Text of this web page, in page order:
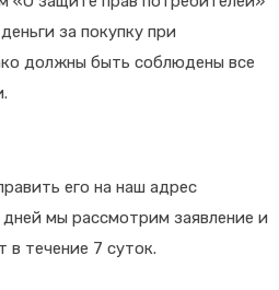
за покупку при
должны быть соблюдены все
его на наш адрес
мы рассмотрим заявление и
в течение 7 суток.